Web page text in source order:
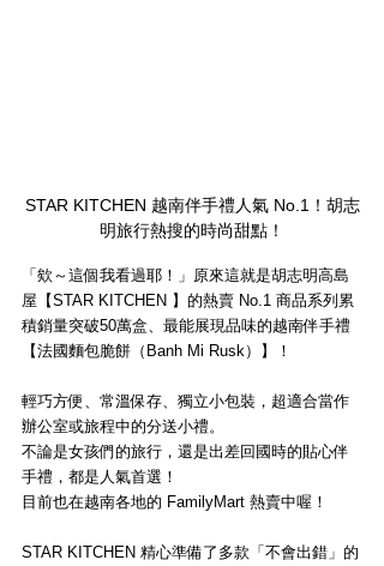
STAR KITCHEN 越南伴手禮人氣 No.1！胡志
明旅行熱搜的時尚甜點！
「欸～這個我看過耶！」原來這就是胡志明高島
屋【STAR KITCHEN 】的熱賣 No.1 商品系列累
積銷量突破50萬盒、最能展現品味的越南伴手禮
【法國麵包脆餅（Banh Mi Rusk）】！
輕巧方便、常溫保存、獨立小包裝，超適合當作
辦公室或旅程中的分送小禮。
不論是女孩們的旅行，還是出差回國時的貼心伴
手禮，都是人氣首選！
目前也在越南各地的 FamilyMart 熱賣中喔！
STAR KITCHEN 精心準備了多款「不會出錯」的